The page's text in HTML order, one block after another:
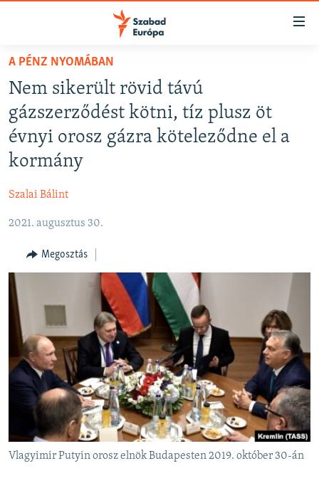
Akadálymentes
Ugrás
fő
oldalra
Ugrás
tartalomjegyzékre
keresésre
NAPIRENDEN
AKTUÁLIS
PODCASTOK
SZABADON
TÁRSADALOM
DEMOKRÁCIA
A PÉNZ NYOMÁBAN
EURÓPAI UNIÓ
VILÁG
KLÍMAVÁLTOZÁS
A MÚLT TANULSÁGAI
A PÉNZ NYOMÁBAN
Nem sikerült rövid távú
gázszerződést kötni, tíz plusz öt
évnyi orosz gázra köteleződne el a
kormány
Szalai Bálint
2021. augusztus 30.
Megosztás
Vlagyimir Putyin orosz elnök Budapesten 2019. október 30-án
FELIRATKOZÁS